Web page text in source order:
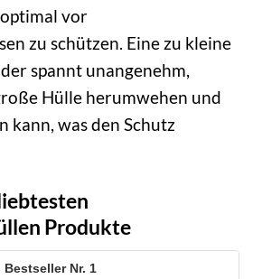
vor
zu schützen. Eine zu kleine
spannt unangenehm,
Hülle herumwehen und
kann, was den Schutz
Produkte
1